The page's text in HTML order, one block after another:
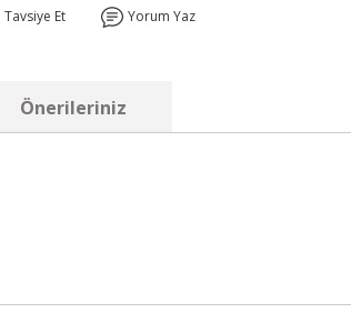
Tavsiye Et Yorum Yaz
Önerileriniz